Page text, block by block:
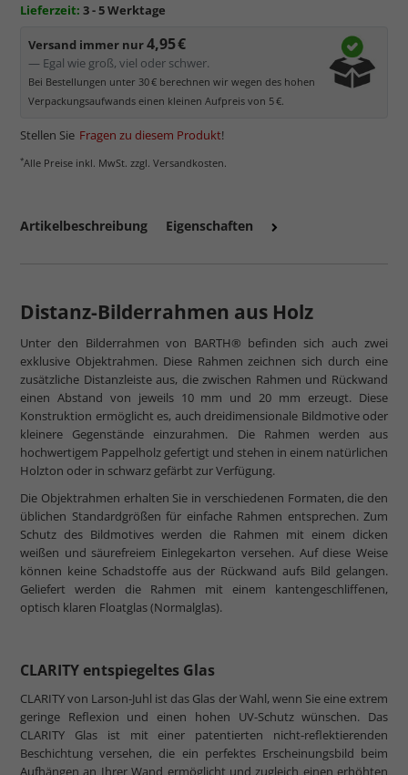
Lieferzeit: 3 - 5 Werktage
Versand immer nur4,95 €
— Egal wie groß, viel oder schwer.
Bei Bestellungen unter 30 € berechnen wir wegen des hohen
Verpackungsaufwands einen kleinen Aufpreis von 5 €.
Stellen Sie Fragen zu diesem Produkt!
*Alle Preise inkl. MwSt. zzgl. Versandkosten.
Artikelbeschreibung Eigenschaften
Distanz-Bilderrahmen aus Holz
Unter den Bilderrahmen von BARTH® befinden sich auch zwei
exklusive Objektrahmen. Diese Rahmen zeichnen sich durch eine
zusätzliche Distanzleiste aus, die zwischen Rahmen und Rückwand
einen Abstand von jeweils 10 mm und 20 mm erzeugt. Diese
Konstruktion ermöglicht es, auch dreidimensionale Bildmotive oder
kleinere Gegenstände einzurahmen. Die Rahmen werden aus
hochwertigem Pappelholz gefertigt und stehen in einem natürlichen
Holzton oder in schwarz gefärbt zur Verfügung.
Die Objektrahmen erhalten Sie in verschiedenen Formaten, die den
üblichen Standardgrößen für einfache Rahmen entsprechen. Zum
Schutz des Bildmotives werden die Rahmen mit einem dicken
weißen und säurefreiem Einlegekarton versehen. Auf diese Weise
können keine Schadstoffe aus der Rückwand aufs Bild gelangen.
Geliefert werden die Rahmen mit einem kantengeschliffenen,
optisch klaren Floatglas (Normalglas).
CLARITY entspiegeltes Glas
CLARITY von Larson-Juhl ist das Glas der Wahl, wenn Sie eine extrem
geringe Reflexion und einen hohen UV-Schutz wünschen. Das
CLARITY Glas ist mit einer patentierten nicht-reflektierenden
Beschichtung versehen, die ein perfektes Erscheinungsbild beim
Aufhängen an Ihrer Wand ermöglicht und zugleich einen erhöhten